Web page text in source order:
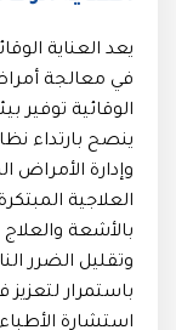
يعد العناية
في معالجة
الوقائية توفير
ينصح بارتداء
وإدارة الأمراض
العلاجية
بالأشعة
وتقليل الضرر
باستمرار
استشارة